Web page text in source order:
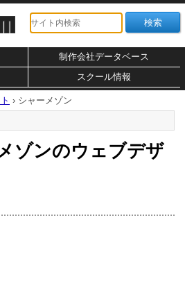
制作会社データベース
スクール情報
› シャーメゾン
ゾンのウェブデザ